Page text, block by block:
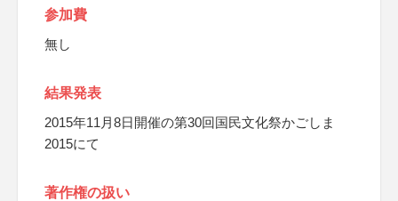
参加費
無し
結果発表
2015年11月8日開催の第30回国民文化祭かごしま
2015にて
著作権の扱い